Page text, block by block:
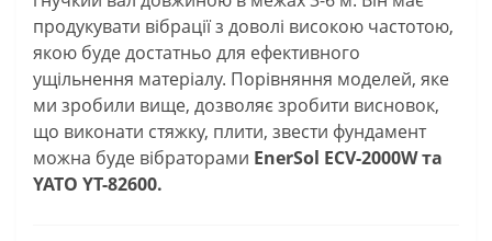
продукувати вібрації з доволі високою частотою,
якою буде достатньо для ефективного
ущільнення матеріалу. Порівняння моделей, яке
ми зробили вище, дозволяє зробити висновок,
що виконати стяжку, плити, звести фундамент
можна буде вібраторами EnerSol ECV-2000W та
YATO YT-82600.